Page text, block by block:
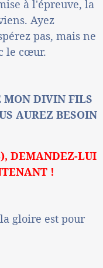
à l'épreuve, la
Ayez
pas, mais ne
le cœur.
MON DIVIN FILS
AUREZ BESOIN
DEMANDEZ-LUI
!
gloire est pour